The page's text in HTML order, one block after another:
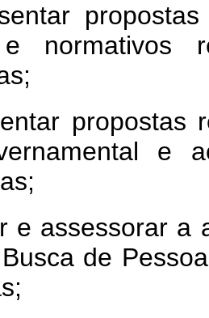
e normativos
propostas
e
e assessorar a
de